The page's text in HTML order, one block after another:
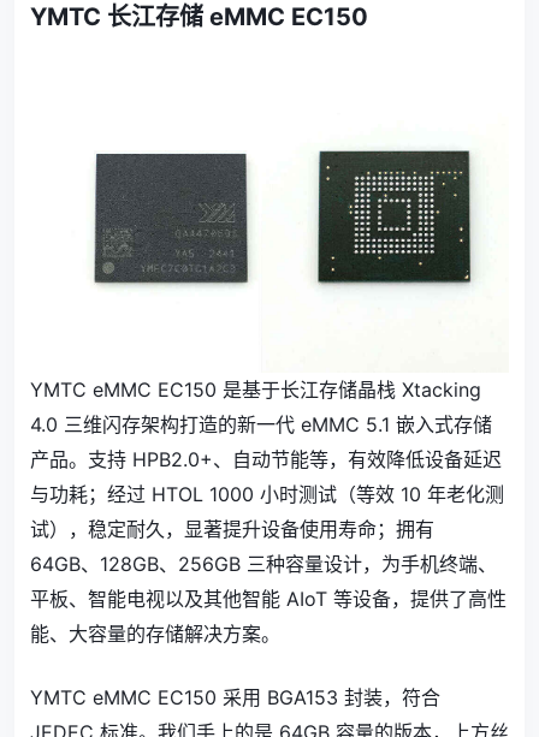
YMTC 长江存储 eMMC EC150
YMTC eMMC EC150 是基于长江存储晶栈 Xtacking
4.0 三维闪存架构打造的新一代 eMMC 5.1 嵌入式存储
产品。支持 HPB2.0+、自动节能等，有效降低设备延迟
与功耗；经过 HTOL 1000 小时测试（等效 10 年老化测
试），稳定耐久，显著提升设备使用寿命；拥有
64GB、128GB、256GB 三种容量设计，为手机终端、
平板、智能电视以及其他智能 AIoT 等设备，提供了高性
能、大容量的存储解决方案。
YMTC eMMC EC150 采用 BGA153 封装，符合
JEDEC 标准。我们手上的是 64GB 容量的版本，上方丝